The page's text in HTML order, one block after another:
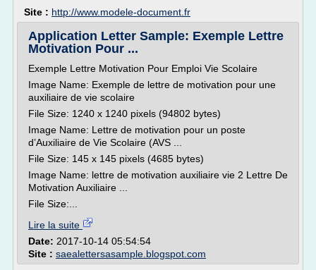
Site : http://www.modele-document.fr
Application Letter Sample: Exemple Lettre
Motivation Pour ...
Exemple Lettre Motivation Pour Emploi Vie Scolaire
Image Name: Exemple de lettre de motivation pour une
auxiliaire de vie scolaire
File Size: 1240 x 1240 pixels (94802 bytes)
Image Name: Lettre de motivation pour un poste
d’Auxiliaire de Vie Scolaire (AVS ...
File Size: 145 x 145 pixels (4685 bytes)
Image Name: lettre de motivation auxiliaire vie 2 Lettre De
Motivation Auxiliaire ...
File Size:...
Lire la suite
Date: 2017-10-14 05:54:54
Site : saealettersasample.blogspot.com